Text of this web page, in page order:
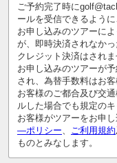
ご予約完了時に
ールを受信できるように
お申し込みのツアーに
が、即時決済されなか
クレジット決済はされま
お申し込みのツアーが
され、為替手数料はお客
お客様のご都合及び交
ルした場合でも規定の
お客様がツアーをお申
―ポリシー
ご利用規約
ものとみなします。